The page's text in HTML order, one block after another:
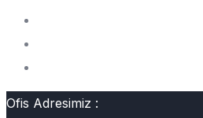
Ofis Adresimiz :